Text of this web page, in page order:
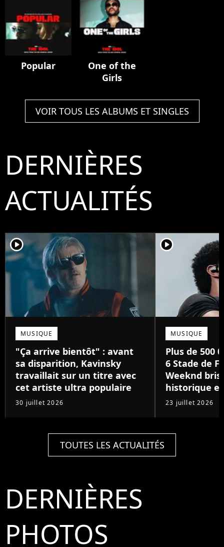
Popular
One of the
Girls
VOIR TOUS LES ALBUMS ET SINGLES
DERNIÈRES
ACTUALITÉS
player2
MUSIQUE
"Ça arrive bientôt" : avant
sa disparition, Kavinsky
travaillait sur un titre avec
cet artiste ultra populaire
30 juillet 2026
player2
MUSIQUE
Plus de 500
6 Stade de
Weeknd
historique
23 juillet 2026
TOUTES LES ACTUALITÉS
DERNIÈRES
PHOTOS